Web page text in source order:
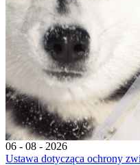
06 - 08 - 2026
Ustawa dotycząca ochrony